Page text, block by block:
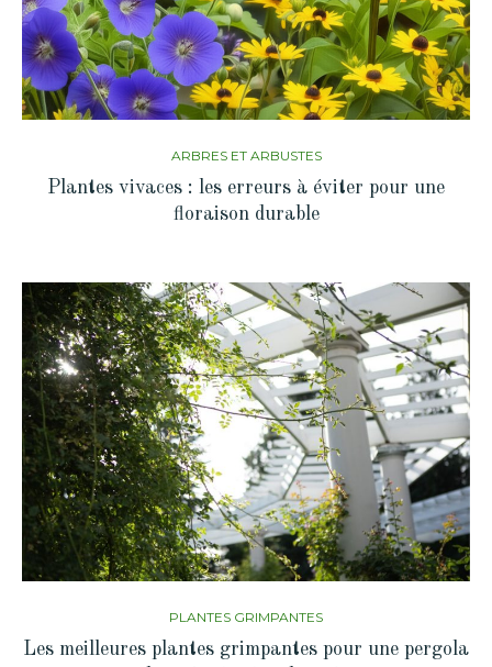
ARBRES ET ARBUSTES
Plantes vivaces : les erreurs à éviter pour une
floraison durable
PLANTES GRIMPANTES
Les meilleures plantes grimpantes pour une pergola